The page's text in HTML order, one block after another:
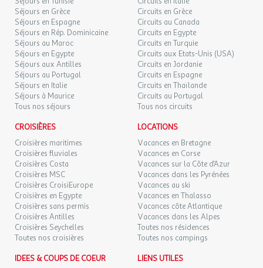
disponible sur place
Dates d'ouverture : Ouvert toute la saison
Prix : Gratuit
Sports nautiques
Kayak
Dates d'ouverture : Ouvert en juillet et août
Emplacement : En dehors de l'établissement
Rafting
Jeux :
Aire de jeux pour enfants
Dates d'ouverture : Ouvert en juillet et août
Prix : Gratuit
Infos supplémentaires sports et loisirs :Les activités sur place : du
ping-pong, randonnée, pêche , pistes de tennis, terrain de foot et
de basket. A proximité: rafting, accrobranche, équitation et
beaucoup d'autres encore.,
Loisirs
18
AOÛT
52 €
Retour le
MER.
19
AOÛT
52 €
Retour le
20/08/2026
JEU.
20 52 €
21
AOÛT
52 €
Retour le
22/08/2026
SAM.
22
AOÛT
52 €/hébergement
DIM.
23 52 €
Retour le
24/08/2026
LUN. 52 €/hébergement
Séjours en Grèce
Séjours en Espagne
Séjours en Rép. Dominicaine
Séjours au Maroc
Séjours en Egypte
Séjours aux Antilles
Séjours au Portugal
Séjours en Italie
Séjours à Maurice
Tous nos séjours
Circuits en Grèce
Circuits au Canada
Circuits en Egypte
Circuits en Turquie
Circuits aux Etats-Unis (USA)
Circuits en Jordanie
Circuits en Espagne
Circuits en Thaïlande
Circuits au Portugal
Tous nos circuits
CROISIÈRES
Croisières maritimes
Croisières fluviales
Croisières Costa
Croisières MSC
Croisières CroisiEurope
Croisières en Egypte
Croisières sans permis
Croisières Antilles
Croisières Seychelles
Toutes nos croisières
LOCATIONS
Vacances en Bretagne
Vacances en Corse
Vacances sur la Côte d'Azur
Vacances dans les Pyrénées
Vacances au ski
Vacances en Thalasso
Vacances côte Atlantique
Vacances dans les Alpes
Toutes nos résidences
Toutes nos campings
IDEES & COUPS DE COEUR
LIENS UTILES